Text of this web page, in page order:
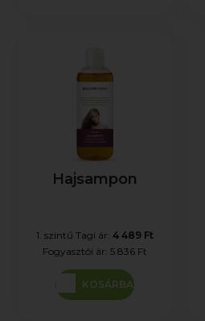
Hajsampon
1. szintű Tagi ár:4 489 Ft
Fogyasztói ár: 5 836 Ft
KOSÁRBA